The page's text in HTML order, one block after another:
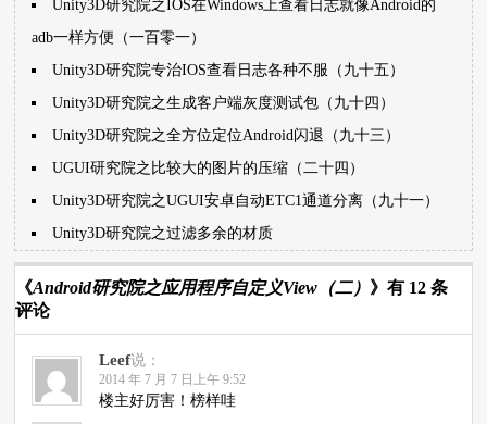
Unity3D研究院之IOS在Windows上查看日志就像Android的
adb一样方便（一百零一）
Unity3D研究院专治IOS查看日志各种不服（九十五）
Unity3D研究院之生成客户端灰度测试包（九十四）
Unity3D研究院之全方位定位Android闪退（九十三）
UGUI研究院之比较大的图片的压缩（二十四）
Unity3D研究院之UGUI安卓自动ETC1通道分离（九十一）
Unity3D研究院之过滤多余的材质
《Android研究院之应用程序自定义View（二） 》有 12 条
评论
Leef说：
2014 年 7 月 7 日上午 9:52
楼主好厉害！榜样哇